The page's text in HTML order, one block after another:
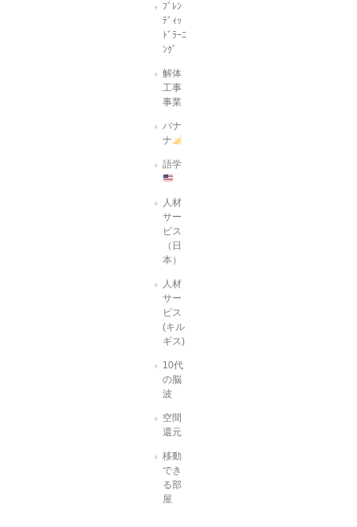
ﾌﾞﾚﾝ
ﾃﾞｨｯ
ﾄﾞﾗｰﾆ
ﾝｸﾞ
解体
工事
事業
バナ
ナ
語学
人材
サー
ビス
（日
本）
人材
サー
ビス
(キル
ギス)
10代
の脳
波
空間
還元
移動
でき
る部
屋